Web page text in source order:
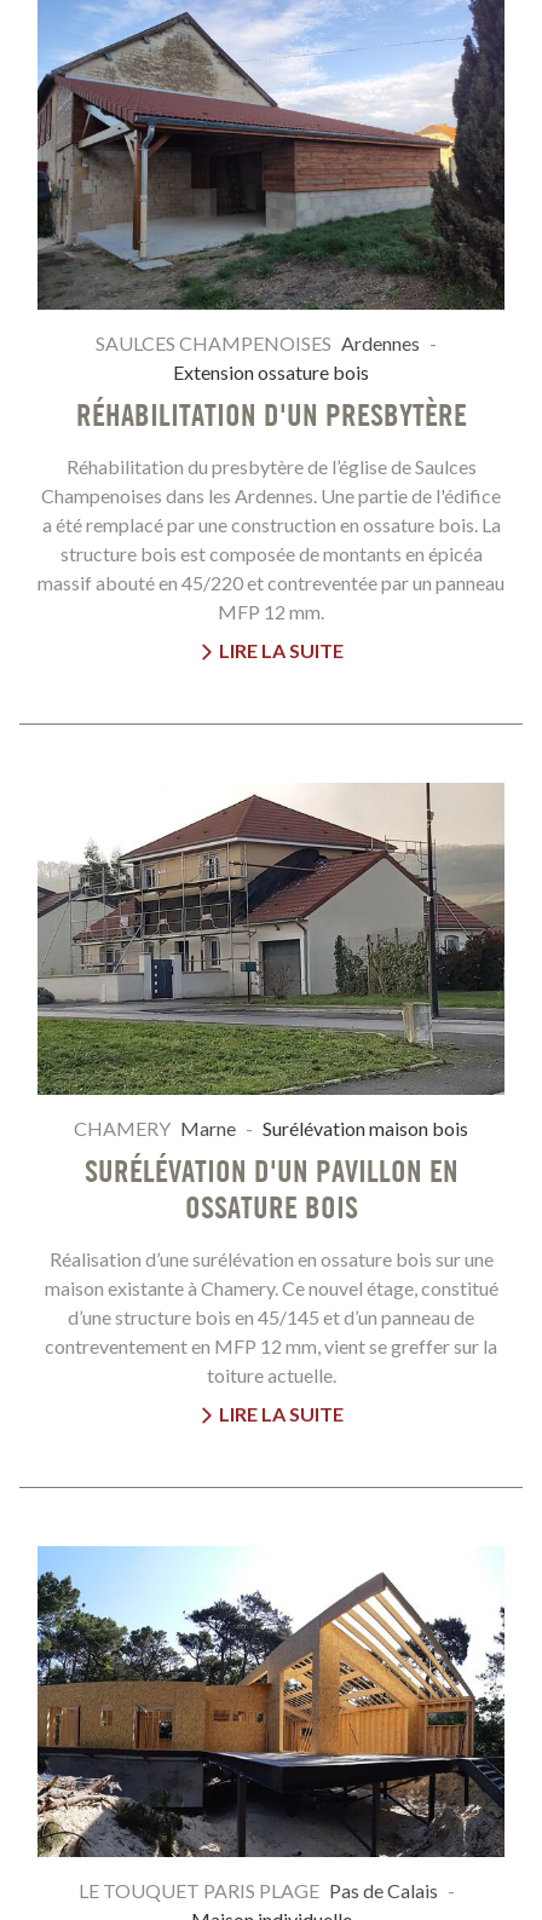
SAULCES CHAMPENOISES Ardennes -
Extension ossature bois
RÉHABILITATION D'UN PRESBYTÈRE
Réhabilitation du presbytère de l’église de Saulces
Champenoises dans les Ardennes. Une partie de l'édifice
a été remplacé par une construction en ossature bois. La
structure bois est composée de montants en épicéa
massif abouté en 45/220 et contreventée par un panneau
MFP 12 mm.
LIRE LA SUITE
CHAMERY Marne - Surélévation maison bois
SURÉLÉVATION D'UN PAVILLON EN
OSSATURE BOIS
Réalisation d’une surélévation en ossature bois sur une
maison existante à Chamery. Ce nouvel étage, constitué
d’une structure bois en 45/145 et d’un panneau de
contreventement en MFP 12 mm, vient se greffer sur la
toiture actuelle.
LIRE LA SUITE
LE TOUQUET PARIS PLAGE Pas de Calais -